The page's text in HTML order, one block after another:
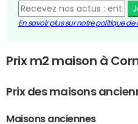
En savoir plus sur notre politique
Prix m2 maison à
Prix des maisons
Maisons anciennes